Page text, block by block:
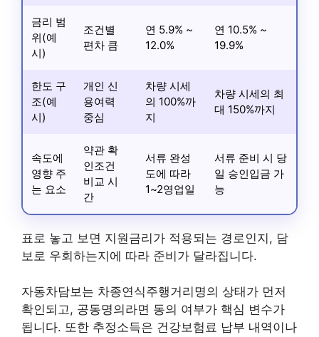
금리 범
위(예
시)
조건별
편차 큼
연 5.9% ~
12.0%
연 10.5% ~
19.9%
한도 구
조(예
시)
개인 신
용여력
중심
차량 시세
의 100%까
지
차량 시세의 최
대 150%까지
속도에
영향 주
는 요소
약관 확
인조건
비교 시
간
서류 완성
도에 따라
1~2영업일
서류 준비 시 당
일 승인입금 가
능
표로 놓고 보면 지원금리가 적용되는 경로인지, 담
보로 우회하는지에 따라 준비가 달라집니다.
자동차담보는 차종연식주행거리명의 상태가 먼저
확인되고, 공동명의라면 동의 여부가 핵심 변수가
됩니다. 또한 추정소득은 건강보험료 납부 내역이나